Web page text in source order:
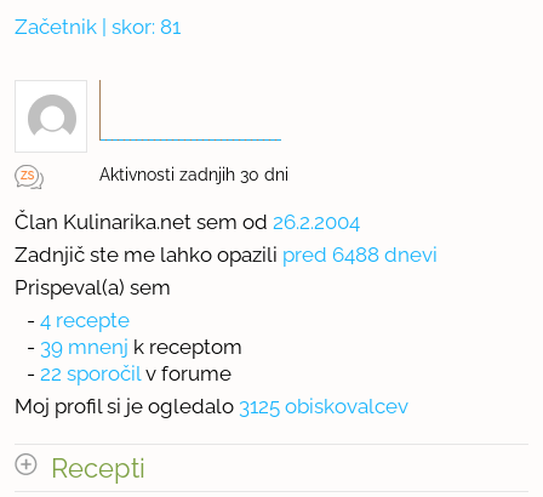
Začetnik | skor: 81
Aktivnosti zadnjih 30 dni
Član Kulinarika.net sem od 26.2.2004
Zadnjič ste me lahko opazili pred 6488 dnevi
Prispeval(a) sem
- 4 recepte
- 39 mnenj k receptom
- 22 sporočil v forume
Moj profil si je ogledalo 3125 obiskovalcev
Recepti